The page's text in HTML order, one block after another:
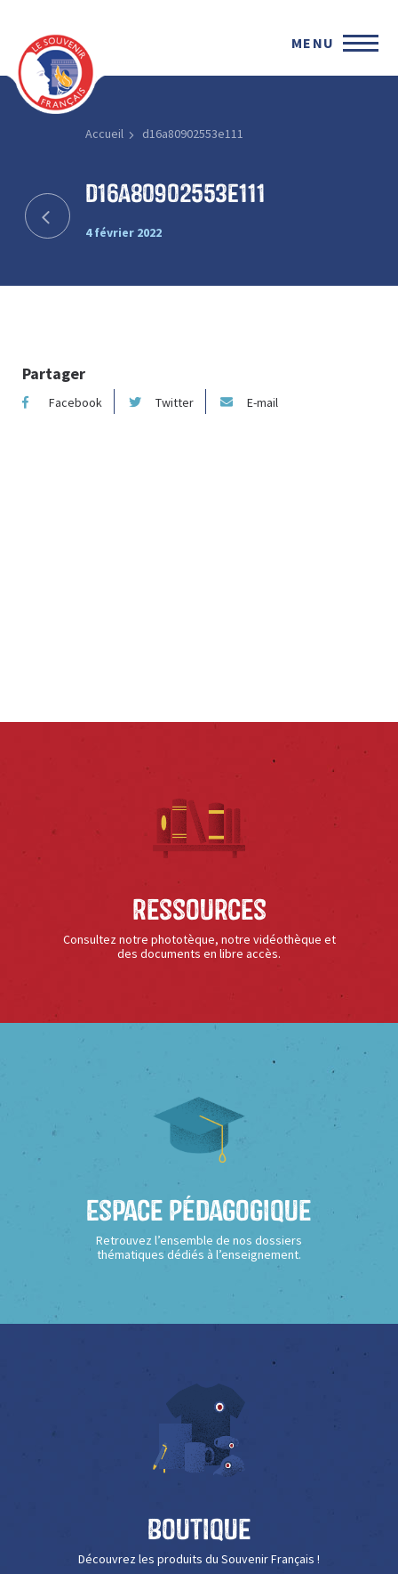
MENU
Accueil d16a80902553e111
d16a80902553e111
4 février 2022
Partager
Facebook Twitter E-mail
Ressources
Consultez notre phototèque, notre vidéothèque et
des documents en libre accès.
Espace Pédagogique
Retrouvez l’ensemble de nos dossiers
thématiques dédiés à l’enseignement.
Boutique
Découvrez les produits du Souvenir Français !